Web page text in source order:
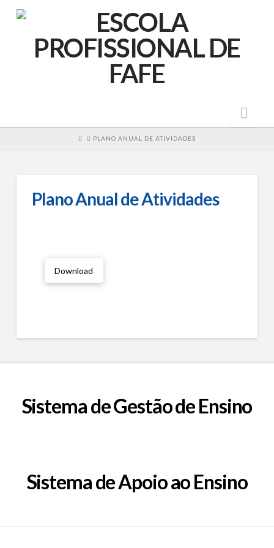
HOMEPLANO ANUAL DE ATIVIDADES
Plano Anual de Atividades
Download
Sistema de Gestão de Ensino
Sistema de Apoio ao Ensino